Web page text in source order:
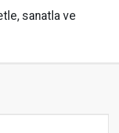
sanatla ve